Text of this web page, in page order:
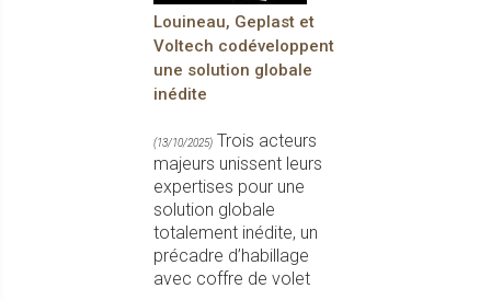
Louineau, Geplast et
Voltech codéveloppent
une solution globale
inédite
(13/10/2025) Trois acteurs
majeurs unissent leurs
expertises pour une
solution globale
totalement inédite, un
précadre d’habillage
avec coffre de volet